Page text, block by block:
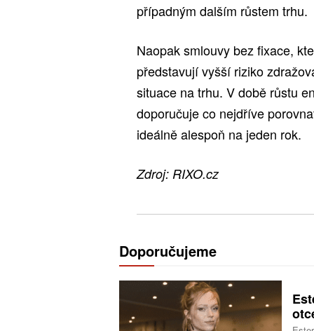
případným dalším růstem trhu.
Naopak smlouvy bez fixace,
představují vyšší riziko
situace na trhu. V době růstu
doporučuje co nejdříve
ideálně alespoň na jeden rok.
Zdroj: RIXO.cz
Doporučujeme